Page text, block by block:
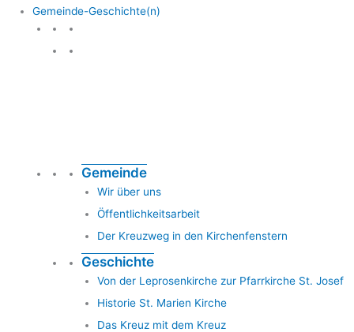
Gemeinde-Geschichte(n)
Gemeinde
Wir über uns
Öffentlichkeitsarbeit
Der Kreuzweg in den Kirchenfenstern
Geschichte
Von der Leprosenkirche zur Pfarrkirche St. Josef
Historie St. Marien Kirche
Das Kreuz mit dem Kreuz